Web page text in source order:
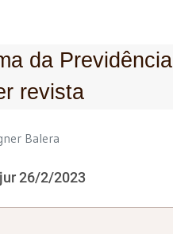
da Previdência
revista
Balera
26/2/2023